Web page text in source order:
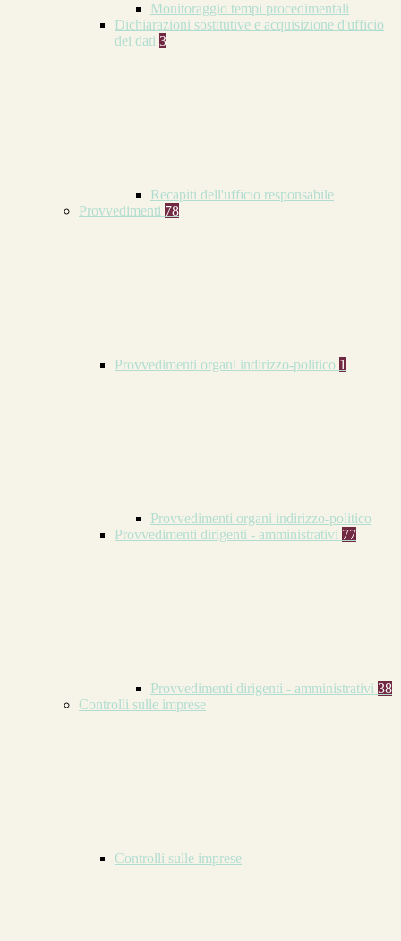
Monitoraggio tempi procedimentali
Dichiarazioni sostitutive e acquisizione d'ufficio
dei dati 3
Recapiti dell'ufficio responsabile
Provvedimenti 78
Provvedimenti organi indirizzo-politico 1
Provvedimenti organi indirizzo-politico
Provvedimenti dirigenti - amministrativi 77
Provvedimenti dirigenti - amministrativi 38
Controlli sulle imprese
Controlli sulle imprese